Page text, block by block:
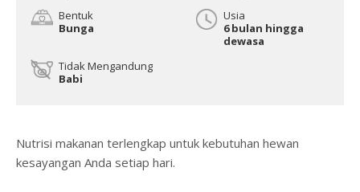
Bentuk
Bunga
Usia
6 bulan hingga
dewasa
Tidak Mengandung
Babi
Nutrisi makanan terlengkap untuk kebutuhan hewan
kesayangan Anda setiap hari.